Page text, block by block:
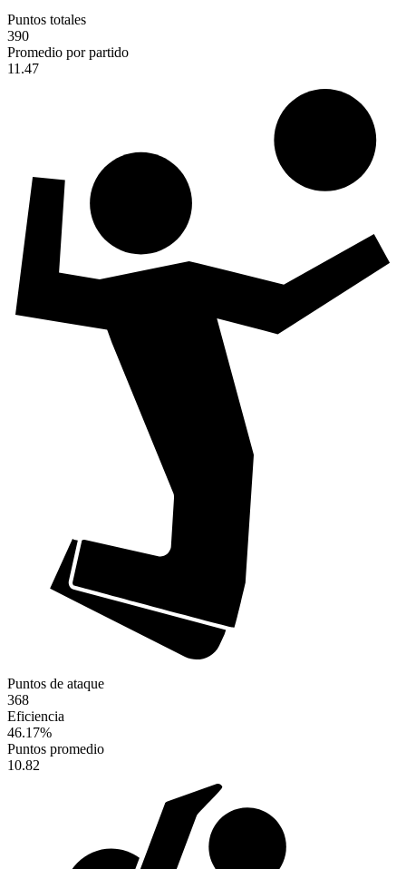
Puntos totales
390
Promedio por partido
11.47
Puntos de ataque
368
Eficiencia
46.17%
Puntos promedio
10.82